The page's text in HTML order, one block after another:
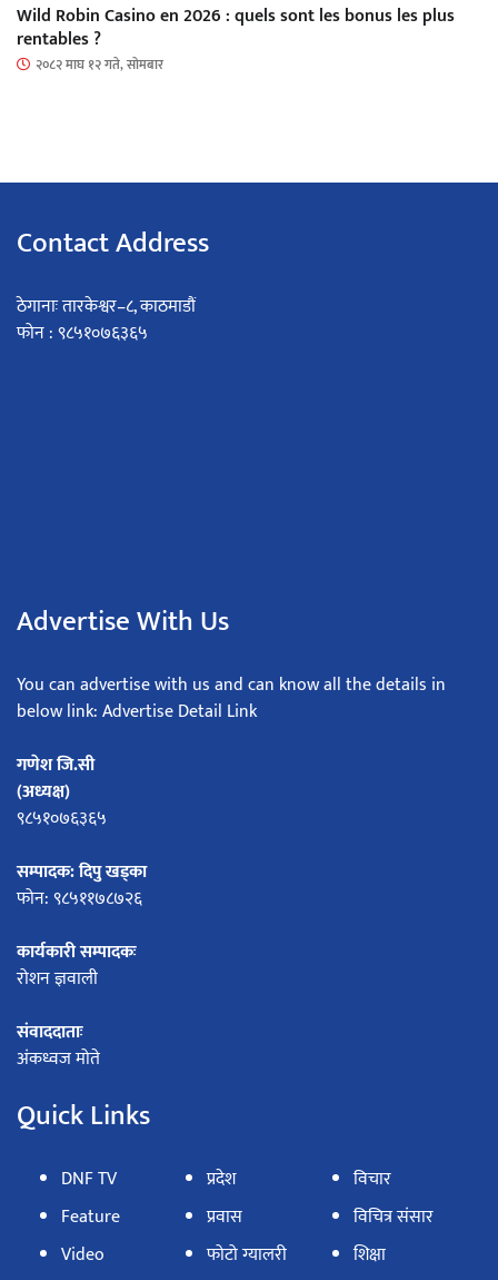
Wild Robin Casino en 2026 : quels sont les bonus les plus
rentables ?
२०८२ माघ १२ गते, सोमबार
Contact Address
ठेगानाः तारकेश्वर–८, काठमाडौं
फोन : ९८५१०७६३६५
Advertise With Us
You can advertise with us and can know all the details in
below link: Advertise Detail Link
गणेश जि.सी
(अध्यक्ष)
९८५१०७६३६५
सम्पादक: दिपु खड्का
फोन: ९८५११७८७२६
कार्यकारी सम्पादकः
रोशन ज्ञवाली
संवाददाताः
अंकध्वज मोते
Quick Links
DNF TV
Feature
Video
प्रदेश
प्रवास
फोटो ग्यालरी
विचार
विचित्र संसार
शिक्षा